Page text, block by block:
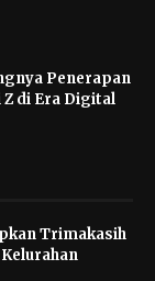
Penerapan
di Era Digital
Trimakasih